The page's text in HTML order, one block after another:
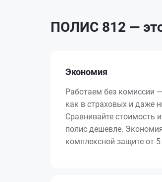
ПОЛИС 812 —
Экономия
Работаем без комиссии
как в страховых и даже
Сравнивайте стоимость
полис дешевле.
комплексной защите от